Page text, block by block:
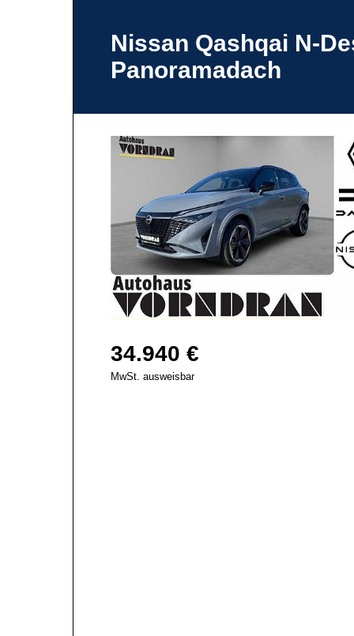
Nissan Qashqai N-
Panoramadach
34.940 €
MwSt. ausweisbar